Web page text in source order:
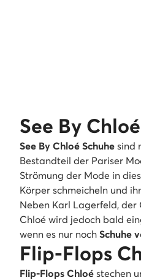
See By
See By Chloé Schuhe sind
Bestandteil der Pariser
Strömung der Mode in
Körper schmeicheln und
Neben Karl Lagerfeld,
Chloé wird jedoch bald
wenn es nur noch Schuhe
Flip-Flops
Flip-Flops Chloé stechen